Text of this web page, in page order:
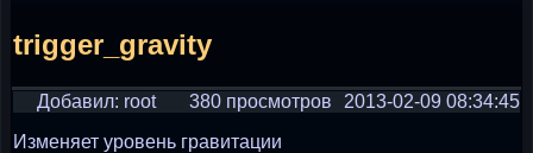
trigger_gravity
Добавил: root 2013-02-09 08:34:45
380 просмотров
Изменяет уровень гравитации